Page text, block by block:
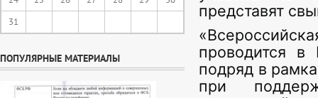
31
ПОПУЛЯРНЫЕ МАТЕРИАЛЫ
представят
проводится в
подряд в
при